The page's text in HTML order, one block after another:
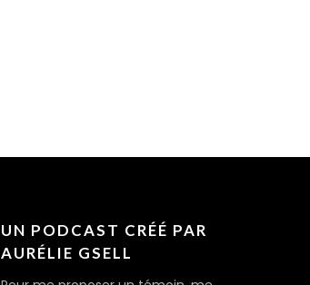
UN PODCAST CRÉÉ PAR
AURÉLIE GSELL